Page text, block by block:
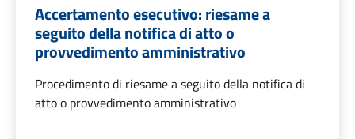
Accertamento esecutivo: riesame a
seguito della notifica di atto o
provvedimento amministrativo
Procedimento di riesame a seguito della notifica di
atto o provvedimento amministrativo